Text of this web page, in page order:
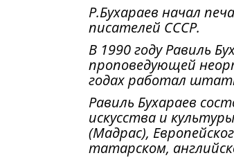
Р.Бухараев начал
писателей СССР.
В 1990 году Равиль
проповедующей
годах работал
Равиль Бухараев
искусства и
(Мадрас),
татарском,